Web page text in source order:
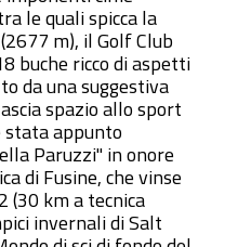
le quali spicca la
m), il Golf Club
buche ricco di aspetti
da una suggestiva
spazio allo sport
stata appunto
Paruzzi" in onore
di Fusine, che vinse
(30 km a tecnica
invernali di Salt